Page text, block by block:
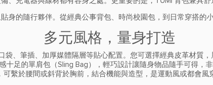
身的隨行夥伴。從經典公事背包、時尚校園包，到日常穿搭的
多元風格，量身打造
、筆插、加厚媒體隔層等貼心配置。您可選擇經典皮革材質
十足的單肩包（Sling Bag），輕巧設計讓隨身物品隨手可得，非
可繫於腰間或斜背於胸前，結合機能與造型，是運動風或都會風